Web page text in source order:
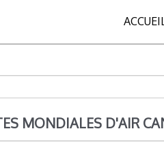
MONDIALES D'AIR